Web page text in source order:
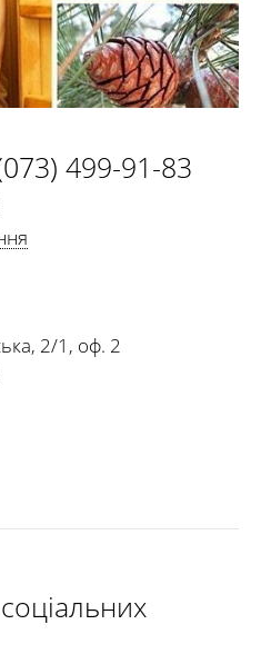
499-91-83
2/1, оф. 2